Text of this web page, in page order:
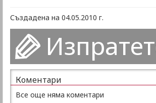
Създадена на 04.05.2010 г.
Коментари
Все още няма коментари